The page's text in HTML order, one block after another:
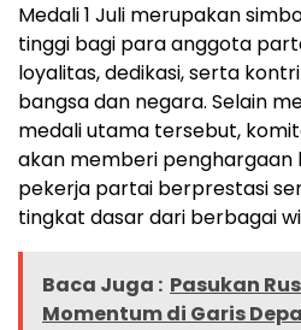
Medali 1 Juli merupakan
tinggi bagi para anggota
loyalitas, dedikasi, serta
bangsa dan negara. Selain
medali utama tersebut,
akan memberi penghargaan
pekerja partai berprestasi
tingkat dasar dari berbagai
Baca Juga : Pasukan
Momentum di Garis